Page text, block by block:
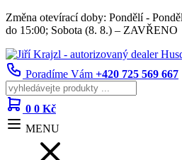
Změna otevírací doby: Pondělí -
do 15:00; Sobota (8. 8.) – ZAVŘENO
Poradíme Vám +420 725 569 667
0 0 Kč
MENU